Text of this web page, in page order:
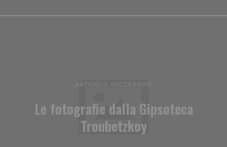
ARTICOLO SUCCESSIVO
Le fotografie dalla Gipsoteca
Troubetzkoy